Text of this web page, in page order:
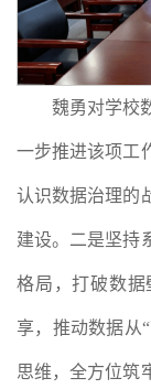
魏勇对学校
一步推进该项工
认识数据治理的
建设。二是坚持
格局，打破数
享，推动数据从
思维，全方位筑